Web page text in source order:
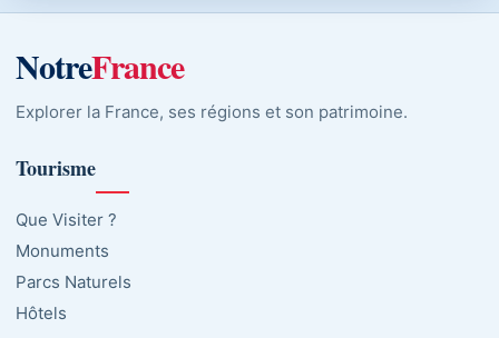
NotreFrance
Explorer la France, ses régions et son patrimoine.
Tourisme
Que Visiter ?
Monuments
Parcs Naturels
Hôtels